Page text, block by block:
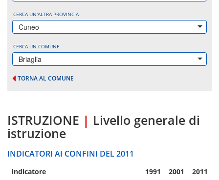
CERCA UN'ALTRA PROVINCIA
Cuneo
CERCA UN COMUNE
Briaglia
TORNA AL COMUNE
ISTRUZIONE | Livello generale di
istruzione
INDICATORI AI CONFINI DEL 2011
Indicatore 1991 2001 2011